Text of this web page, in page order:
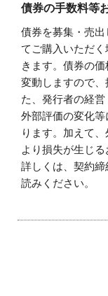
債券の手数料等
債券を募集・売
てご購入いただ
きます。債券の
変動しますので
た、発行者の経
外部評価の変化
ります。加えて
より損失が生じる
詳しくは、契約
読みください。